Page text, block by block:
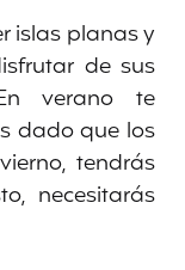
islas planas y
de sus
verano te
dado que los
tendrás
necesitarás